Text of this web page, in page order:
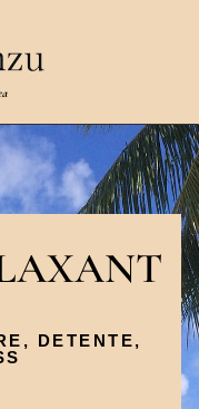
DETENTE,